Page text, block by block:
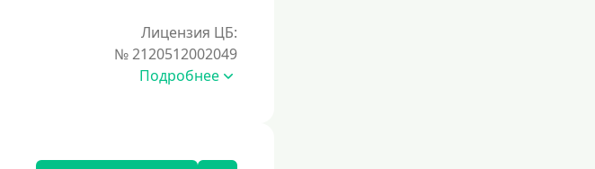
Лицензия ЦБ:
№ 2120512002049
Подробнее